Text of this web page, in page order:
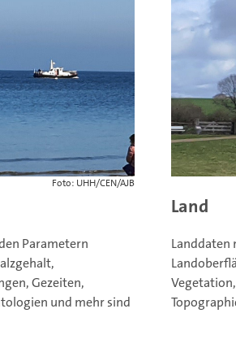
Foto: UHH/CEN/AJB
Parametern
Gezeiten,
und mehr sind
Land
Landdaten